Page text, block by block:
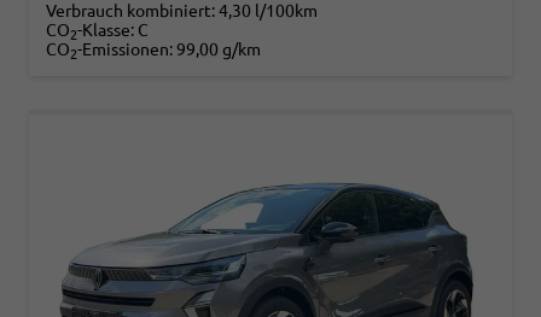
Verbrauch kombiniert:4,30 l/100km
CO2-Klasse: C
CO2-Emissionen: 99,00 g/km